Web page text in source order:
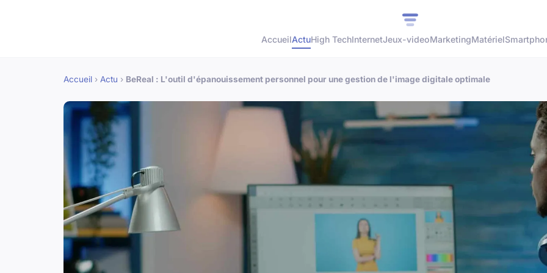
AccueilActuHigh TechInternetJeux-videoMarketingMatériel
Accueil › Actu › BeReal : L'outil d'épanouissement personnel pour une gestion de l'image digitale optimale